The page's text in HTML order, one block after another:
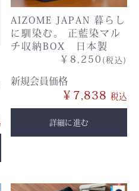
AIZOME JAPAN 暮らし
に馴染む。 正藍染マル
チ収納BOX 日本製
￥8,250 (税込)
新規会員価格
￥7,838
詳細に進む